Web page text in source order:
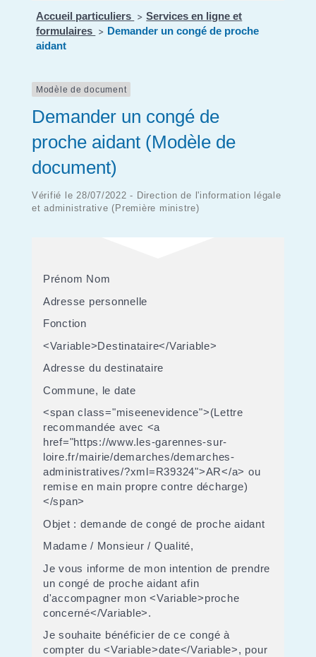
Accueil particuliers > Services en ligne et
formulaires > Demander un congé de proche
aidant
Modèle de document
Demander un congé de
proche aidant (Modèle de
document)
Vérifié le 28/07/2022 - Direction de l'information légale
et administrative (Première ministre)
Prénom Nom
Adresse personnelle
Fonction
<Variable>Destinataire</Variable>
Adresse du destinataire
Commune, le date
<span class="miseenevidence">(Lettre
recommandée avec <a
href="https://www.les-garennes-sur-
loire.fr/mairie/demarches/demarches-
administratives/?xml=R39324">AR</a> ou
remise en main propre contre décharge)
</span>
Objet : demande de congé de proche aidant
Madame / Monsieur / Qualité,
Je vous informe de mon intention de prendre
un congé de proche aidant afin
d'accompagner mon <Variable>proche
concerné</Variable>.
Je souhaite bénéficier de ce congé à
compter du <Variable>date</Variable>, pour